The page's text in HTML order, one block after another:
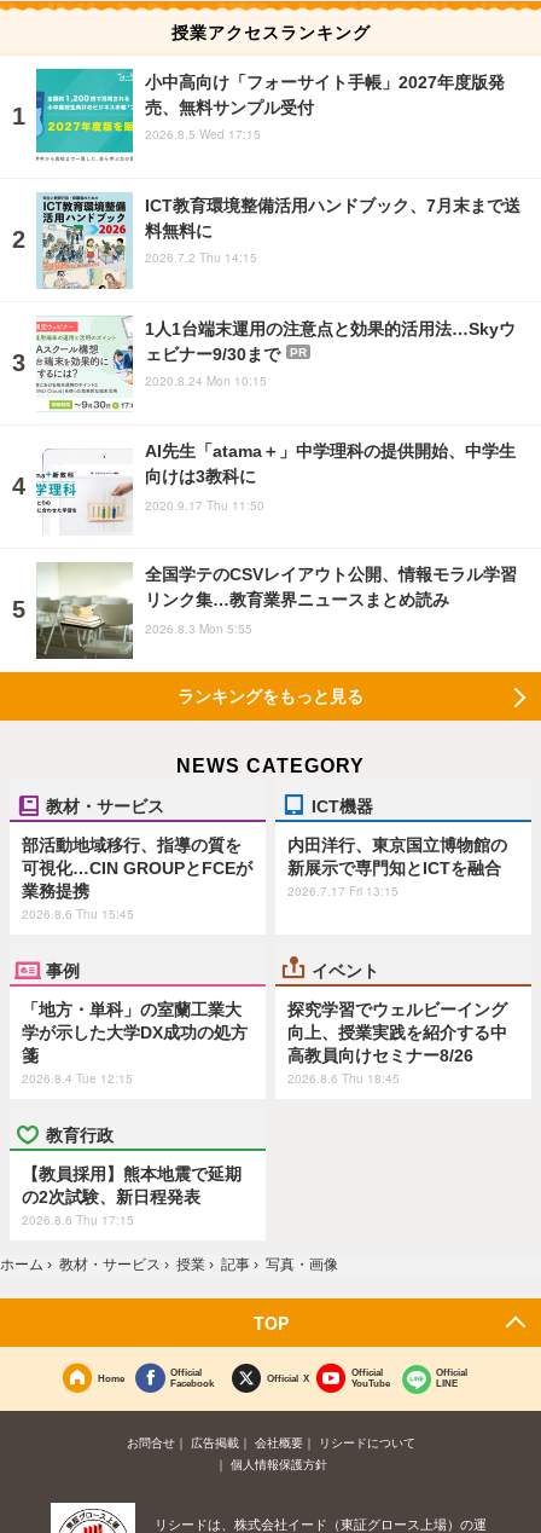
授業アクセスランキング
小中高向け「フォーサイト手帳」2027年度版発
売、無料サンプル受付
2026.8.5 Wed 17:15
ICT教育環境整備活用ハンドブック、7月末まで送
料無料に
2026.7.2 Thu 14:15
1人1台端末運用の注意点と効果的活用法…Skyウ
ェビナー9/30まで
PR
2020.8.24 Mon 10:15
AI先生「atama＋」中学理科の提供開始、中学生
向けは3教科に
2020.9.17 Thu 11:50
全国学テのCSVレイアウト公開、情報モラル学習
リンク集…教育業界ニュースまとめ読み
2026.8.3 Mon 5:55
ランキングをもっと見る
NEWS CATEGORY
教材・サービス
部活動地域移行、指導の質を
可視化…CIN GROUPとFCEが
業務提携
2026.8.6 Thu 15:45
ICT機器
内田洋行、東京国立博物館の
新展示で専門知とICTを融合
2026.7.17 Fri 13:15
事例
「地方・単科」の室蘭工業大
学が示した大学DX成功の処方
箋
2026.8.4 Tue 12:15
イベント
探究学習でウェルビーイング
向上、授業実践を紹介する中
高教員向けセミナー8/26
2026.8.6 Thu 18:45
教育行政
【教員採用】熊本地震で延期
の2次試験、新日程発表
2026.8.6 Thu 17:15
ホーム › 教材・サービス › 授業 › 記事 › 写真・画像
TOP
Home
Official
Facebook
Official X
Official
YouTube
Official
LINE
お問合せ 広告掲載 会社概要
リシードについて
個人情報保護方針
リシードは、株式会社イード（東証グロース上場）の運